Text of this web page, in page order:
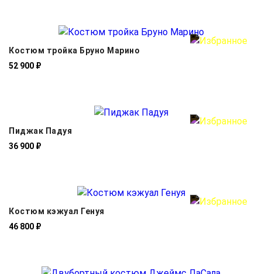
Костюм тройка Бруно Марино
52 900 ₽
Пиджак Падуя
36 900 ₽
Костюм кэжуал Генуя
46 800 ₽